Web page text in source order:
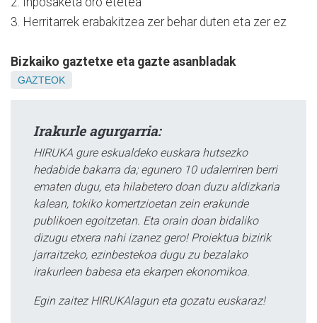
3. Herritarrek erabakitzea zer behar duten eta zer ez
Bizkaiko gaztetxe eta gazte asanbladak
GAZTEOK
Irakurle agurgarria:
HIRUKA gure eskualdeko euskara hutsezko
hedabide bakarra da; egunero 10 udalerriren berri
ematen dugu, eta hilabetero doan duzu aldizkaria
kalean, tokiko komertzioetan zein erakunde
publikoen egoitzetan. Eta orain doan bidaliko
dizugu etxera nahi izanez gero! Proiektua bizirik
jarraitzeko, ezinbestekoa dugu zu bezalako
irakurleen babesa eta ekarpen ekonomikoa.
Egin zaitez HIRUKAlagun eta gozatu euskaraz!